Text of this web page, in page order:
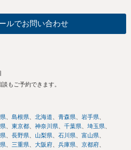
ルでお問い合わせ
もご予約できます。
島根県 北海道 青森県
岩手県
東京都 神奈川県 千葉県
埼玉県
長野県 山梨県 石川県
富山県
三重県 大阪府 兵庫県
京都府